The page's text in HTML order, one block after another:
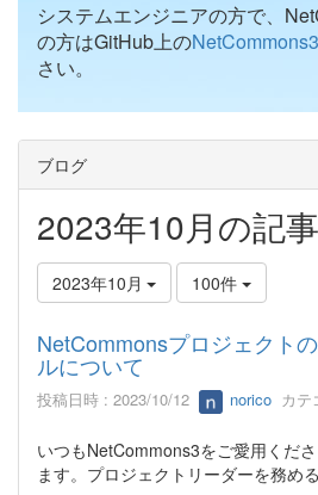
システムエンジニアの方で、
の方はGitHub上の
さい。
ブログ
2023年10月の記
2023年10月 100件
NetCommonsプロジェクト
ルについて
投稿日時 : 2023/10/12 norico カテ
いつもNetCommons3をご愛用くだ
ます。プロジェクトリーダーを務め